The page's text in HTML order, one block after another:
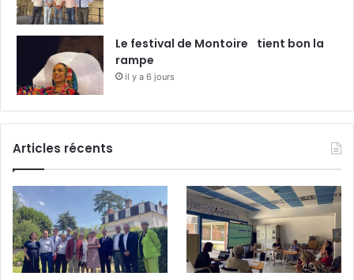
Le festival de Montoire tient bon la
rampe
il y a 6 jours
Articles récents